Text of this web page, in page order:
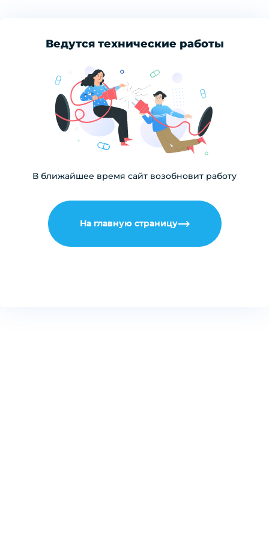
Ведутся технические работы
В ближайшее время сайт возобновит работу
На главную страницу